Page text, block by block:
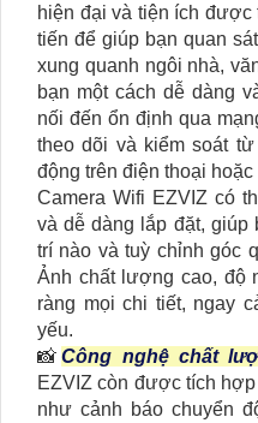
hiện đại và tiện ích
tiến để giúp bạn quan
xung quanh ngôi nhà,
bạn một cách dễ dàng
nối đến ổn định qua
theo dõi và kiểm soát
động trên điện thoại hoặc
Camera Wifi EZVIZ có
và dễ dàng lắp đặt, giúp
trí nào và tuỳ chỉnh góc
Ảnh chất lượng cao, độ
ràng mọi chi tiết, ngay
yếu.
📸Công nghệ chất
EZVIZ còn được tích
như cảnh báo chuyển